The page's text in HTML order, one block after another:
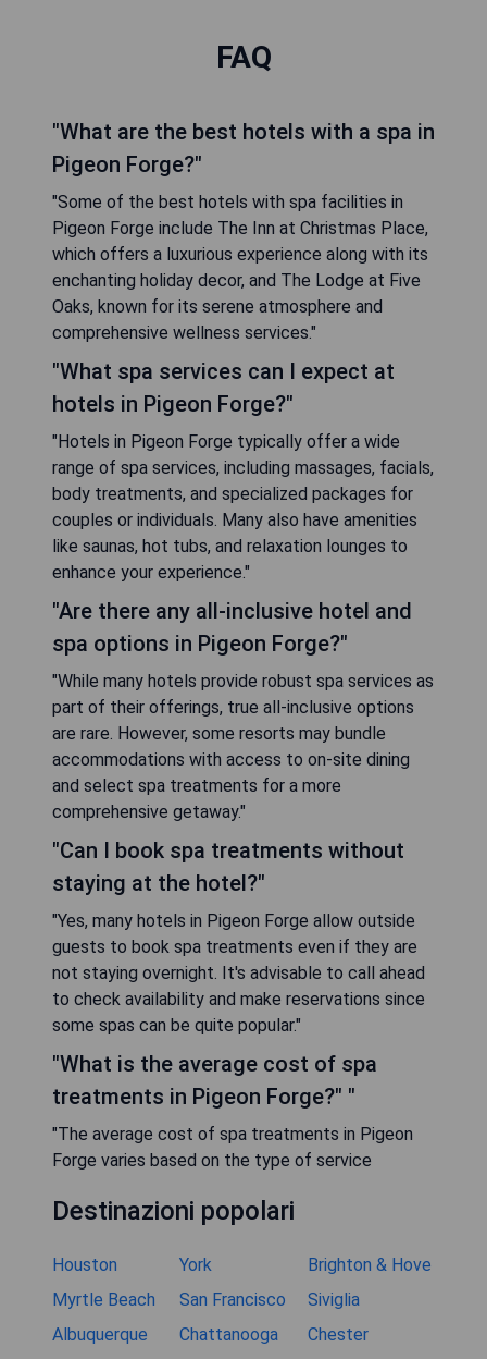
FAQ
"What are the best hotels with a spa in
Pigeon Forge?"
"Some of the best hotels with spa facilities in
Pigeon Forge include The Inn at Christmas Place,
which offers a luxurious experience along with its
enchanting holiday decor, and The Lodge at Five
Oaks, known for its serene atmosphere and
comprehensive wellness services."
"What spa services can I expect at
hotels in Pigeon Forge?"
"Hotels in Pigeon Forge typically offer a wide
range of spa services, including massages, facials,
body treatments, and specialized packages for
couples or individuals. Many also have amenities
like saunas, hot tubs, and relaxation lounges to
enhance your experience."
"Are there any all-inclusive hotel and
spa options in Pigeon Forge?"
"While many hotels provide robust spa services as
part of their offerings, true all-inclusive options
are rare. However, some resorts may bundle
accommodations with access to on-site dining
and select spa treatments for a more
comprehensive getaway."
"Can I book spa treatments without
staying at the hotel?"
"Yes, many hotels in Pigeon Forge allow outside
guests to book spa treatments even if they are
not staying overnight. It's advisable to call ahead
to check availability and make reservations since
some spas can be quite popular."
"What is the average cost of spa
treatments in Pigeon Forge?" "
"The average cost of spa treatments in Pigeon
Forge varies based on the type of service
Destinazioni popolari
Houston York
Brighton & Hove
Myrtle Beach
San Francisco
Siviglia
Albuquerque
Chattanooga Chester